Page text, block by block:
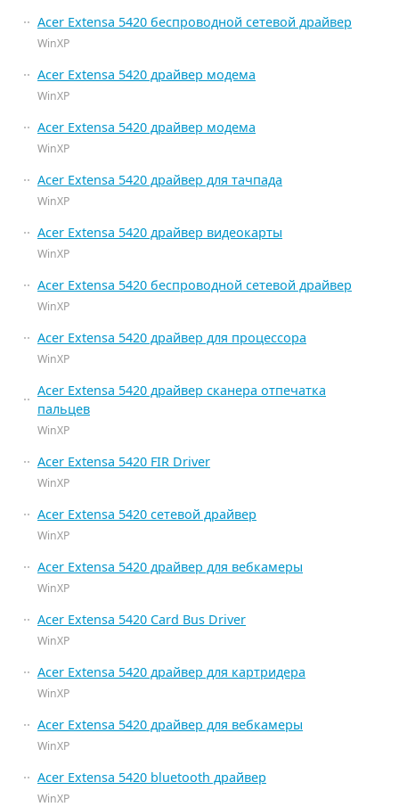
Acer Extensa 5420 беспроводной сетевой драйвер
WinXP
Acer Extensa 5420 драйвер модема
WinXP
Acer Extensa 5420 драйвер модема
WinXP
Acer Extensa 5420 драйвер для тачпада
WinXP
Acer Extensa 5420 драйвер видеокарты
WinXP
Acer Extensa 5420 беспроводной сетевой драйвер
WinXP
Acer Extensa 5420 драйвер для процессора
WinXP
Acer Extensa 5420 драйвер сканера отпечатка
пальцев
WinXP
Acer Extensa 5420 FIR Driver
WinXP
Acer Extensa 5420 сетевой драйвер
WinXP
Acer Extensa 5420 драйвер для вебкамеры
WinXP
Acer Extensa 5420 Card Bus Driver
WinXP
Acer Extensa 5420 драйвер для картридера
WinXP
Acer Extensa 5420 драйвер для вебкамеры
WinXP
Acer Extensa 5420 bluetooth драйвер
WinXP